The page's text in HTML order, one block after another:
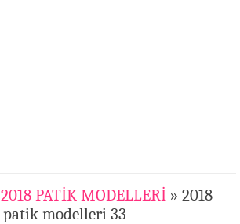
2018 PATİK MODELLERİ» 2018
patik modelleri 33